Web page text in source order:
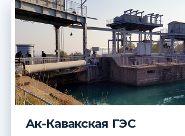
Ак-Кавакская ГЭС